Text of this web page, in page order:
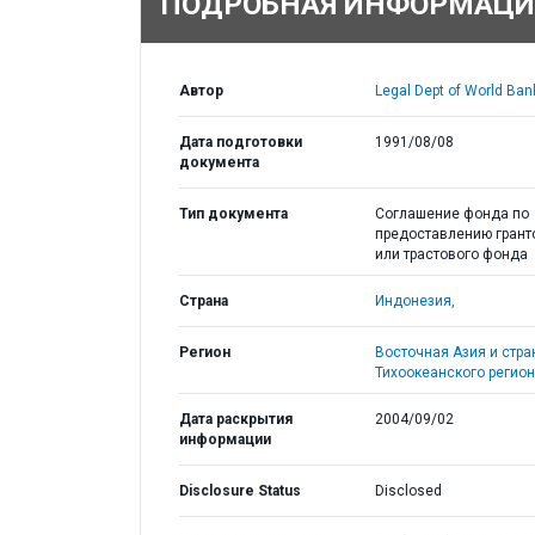
Автор Legal Dept of World
Дата подготовки
документа
1991/08/08
Тип документа
Соглашение фонда по
предоставлению
или трастового фонда
Страна Индонезия,
Регион
Восточная Азия и
Тихоокеанского
Дата раскрытия
информации
2004/09/02
Disclosure Status Disclosed